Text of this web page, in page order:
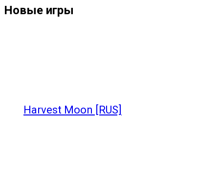
Новые игры
Harvest Moon [RUS]